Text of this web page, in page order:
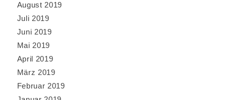
August 2019
Juli 2019
Juni 2019
Mai 2019
April 2019
März 2019
Februar 2019